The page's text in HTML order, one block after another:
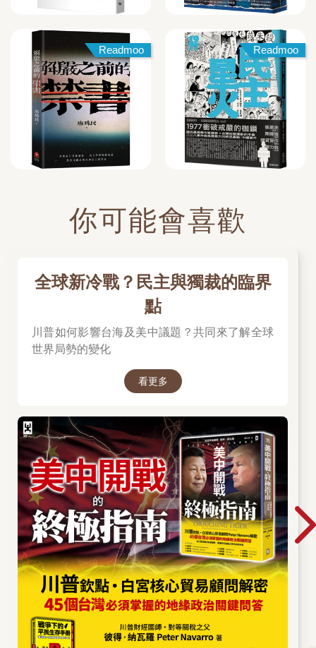
Readmoo Readmoo
你可能會喜歡
全球新冷戰？民主與獨裁的臨界
點
川普如何影響台海及美中議題？共同來了解全球
世界局勢的變化
看更多